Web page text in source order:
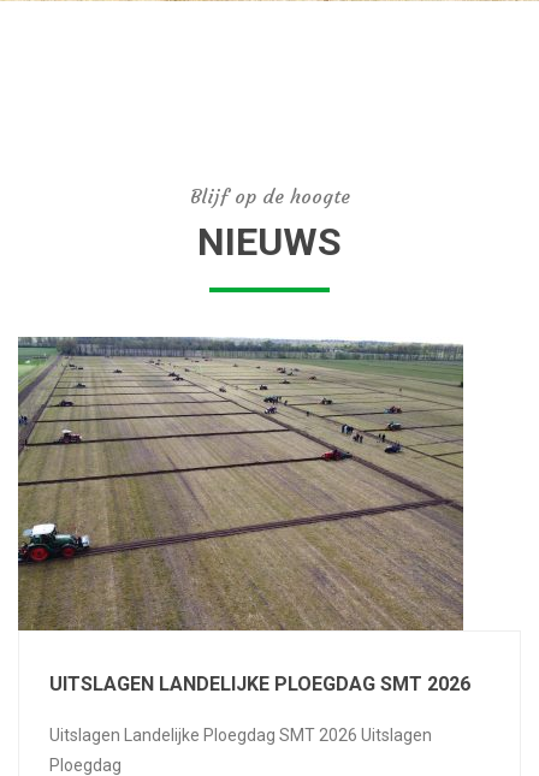
Blijf op de hoogte
NIEUWS
UITSLAGEN LANDELIJKE PLOEGDAG SMT 2026
Uitslagen Landelijke Ploegdag SMT 2026 Uitslagen
Ploegdag